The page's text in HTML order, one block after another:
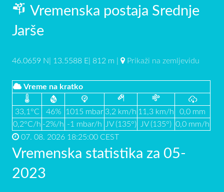
Vremenska postaja Srednje
Jarše
46.0659 N| 13.5588 E| 812 m | Prikaži na zemljevidu
Vreme na kratko
33,1°C 46% 1015 mbar 3,2 km/h 11,3 km/h
0,0 mm
0,2°C/h -2%/h -1 mbar/h JV (135°) JV (135°) 0,0 mm/h
07. 08. 2026 18:25:00 CEST
Vremenska statistika za 05-
2023